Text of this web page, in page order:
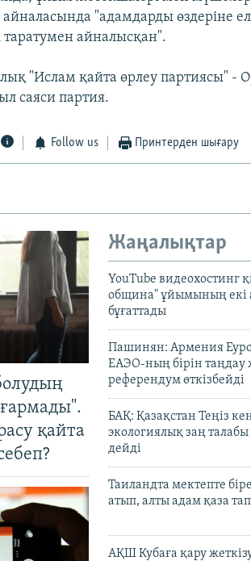
"адамдарды өздеріне
таратумен айналысқан".
"Ислам қайта өрлеу партиясы" -
саяси партия.
Follow us Принтерден шығару
қайта
Жаңалықтар
YouTube видеохостинг
община" ұйымының екі
бұғаттады
Пашинян: Армения
ЕАЭО-ның бірін таңдау
референдум өткізбейді
БАҚ: Қазақстан Теңіз
экологиялық заң
дейді
Таиландта мектепте
атып, алты адам қаза
АҚШ Кубаға қару